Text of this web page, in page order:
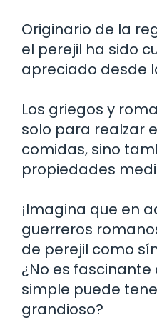
Originario de la
el perejil ha sido
apreciado desde
Los griegos y
solo para realzar
comidas, sino
propiedades
¡Imagina que en
guerreros
de perejil como
¿No es
simple puede
grandioso?